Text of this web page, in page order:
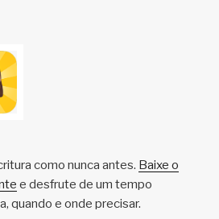
como nunca antes. Baixe o
e desfrute de um tempo
quando e onde precisar.